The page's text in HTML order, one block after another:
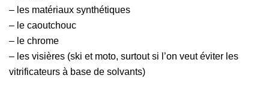
– les matériaux synthétiques
– le caoutchouc
– le chrome
– les visières (ski et moto, surtout si l’on veut éviter les
vitrificateurs à base de solvants)